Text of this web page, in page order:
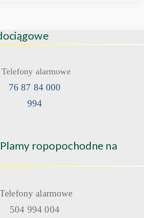
Telefony alarmowe
76 87 84 000
994
ropopochodne na
Telefony alarmowe
504 994 004